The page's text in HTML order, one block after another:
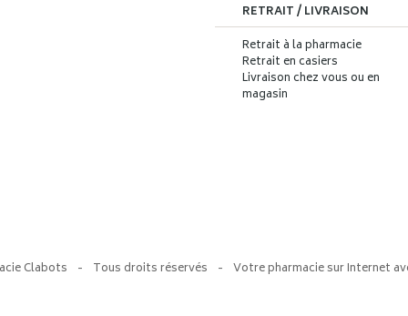
RETRAIT / LIVRAISON
Retrait à la pharmacie
Retrait en casiers
Livraison chez vous ou en
magasin
Clabots - Tous droits réservés - Votre pharmacie sur Internet